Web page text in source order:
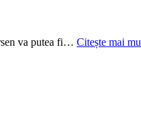
va putea fi… Citește mai